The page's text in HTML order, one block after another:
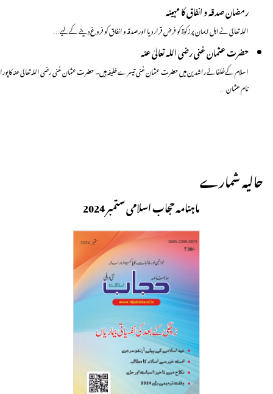
رمضان صدقہ و انفاق کا مہینہ
اللہ تعالیٰ نے اہل ایمان پر زکوٰۃ کو فرض قرار دیا اور صدقہ و انفاق کو فروغ دینے کے لیے…
حضرت عثمان غنی رضی اللہ تعالیٰ عنہ
اسلام کےخلفائے راشدین میں حضرت عثمان غنی تیسرے خلیفہ ہیں۔ حضرت عثمان غنی رضی اللہ تعالیٰ عنہ کاپورا
نام عثمان…
حالیہ شمارے
ماہنامہ حجاب اسلامی ستمبر 2024